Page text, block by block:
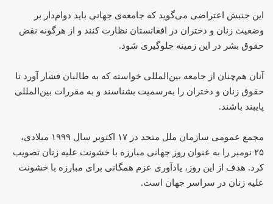
این جنبش اعتراضی می‌گوید که جامعه‌ی جهانی باید دوام‌دار بر
وضعیت زنان و دختران در افغانستان نظارت کنند و از هرگونه نقض
حقوق بشر در این زمینه جلوگیری شود.
آنان هم‌چنان از جامعه بین‌المللی خواسته که به طالبان فشار آورد تا
حقوق زنان و دختران را به‌رسمیت بشناسند و به مقررات بین‌المللی
پایبند باشند.
مجمع عمومی سازمان ملل متحد در ۱۷ اکتوبر سال ۱۹۹۹ میلادی،
۲۵ نومبر را به عنوان روز جهانی مبارزه با خشونت علیه زنان تصویب
کرد. هدف از این روز، یادآوری عزم همگانی برای مبارزه با خشونت
علیه زنان در سراسر جهان است.